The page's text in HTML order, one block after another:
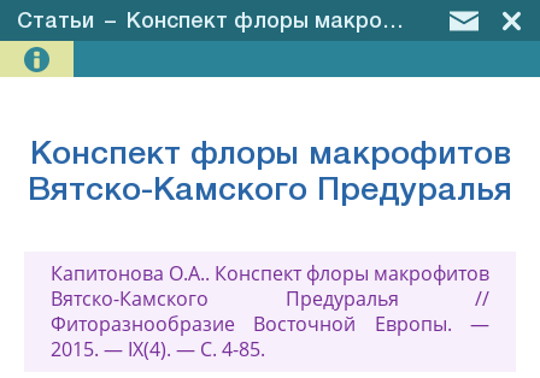
Статьи – Конспект флоры макрофитов Вятско-Камского Предуралья
Конспект флоры макрофитов
Вятско-Камского Предуралья
Капитонова О.А.. Конспект флоры макрофитов
Вятско-Камского Предуралья //
Фиторазнообразие Восточной Европы. —
2015. — IX(4). — С. 4-85.